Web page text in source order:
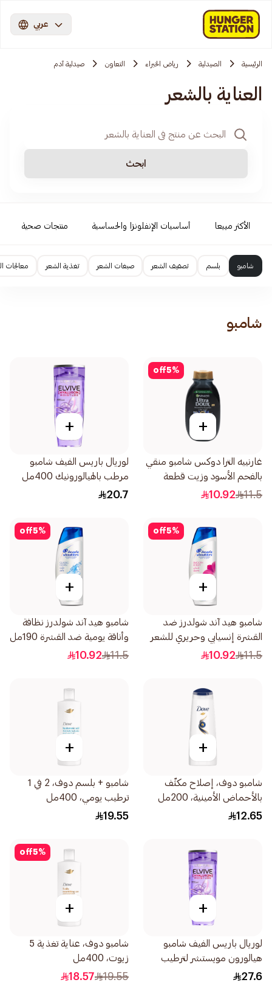
عربي
الرئيسية الصيدلية رياض الخبراء التعاون صيدلية آدم
العناية بالشعر
ابحث
الأكثر مبيعا أساسيات الإنفلونزا والحساسية منتجات صحية
شامبو بلسم تصفيف الشعر صبغات الشعر تغذية الشعر معالجات
شامبو
5%
off
+
غارنييه الترا دوكس شامبو منقي
بالفحم الأسود وزيت قطعة
البركة 200مل
11.5
10.92
+
لوريال باريس الفيف شامبو
مرطب بالهيالورونيك 400مل
20.7
5%
off
+
شامبو هيد آند شولدرز ضد
القشرة إنسيابي وحريري للشعر
الجاف والمتطاير190مل
11.5
10.92
5%
off
+
شامبو هيد آند شولدرز نظافة
وأناقة يومية ضد القشرة 190مل
11.5
10.92
+
شامبو دوف، إصلاح مكثّف
بالأحماض الأمينية، 200مل
12.65
+
شامبو + بلسم دوف، 2 في 1
ترطيب يومي، 400مل
19.55
+
لوريال باريس الفيف شامبو
هيالورون مويستشر لترطيب
الشعر وملئه 600مل
27.6
5%
off
+
شامبو دوف، عناية تغذية 5
زيوت، 400مل
19.55
18.57